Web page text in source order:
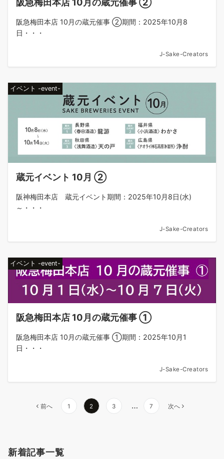
阪急梅田本店 10月の蔵元催事 ②期間：2025年10月8
日・・・
J-Sake-Creators
イベント -event-
蔵元イベント 10月 ②
阪神梅田本店 蔵元イベント期間：2025年10月8日(水)
～・・・
J-Sake-Creators
イベント -event-
阪急梅田本店 10月の蔵元催事 ①
阪急梅田本店 10月の蔵元催事 ①期間：2025年10月1
日・・・
J-Sake-Creators
ー
前へ 1 2 3 … 7 次へ
新着記事一覧